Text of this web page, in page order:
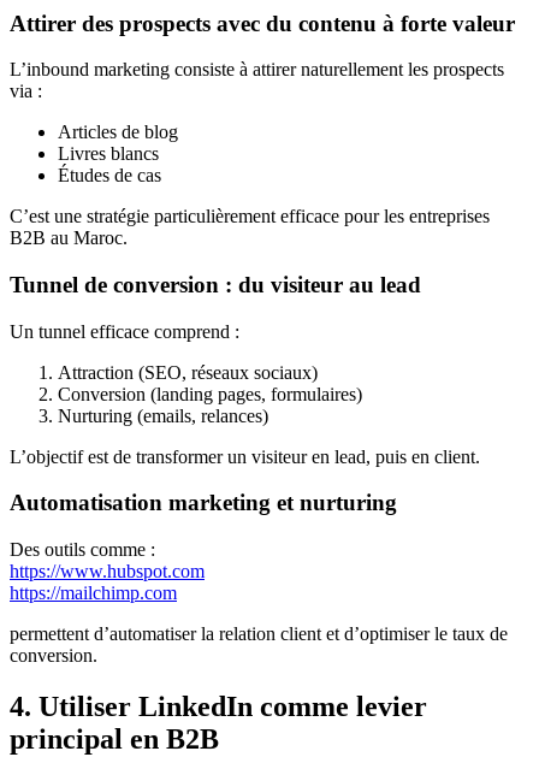
Attirer des prospects avec du contenu à forte valeur
L’inbound marketing consiste à attirer naturellement les prospects
via :
Articles de blog
Livres blancs
Études de cas
C’est une stratégie particulièrement efficace pour les entreprises
B2B au Maroc.
Tunnel de conversion : du visiteur au lead
Un tunnel efficace comprend :
Attraction (SEO, réseaux sociaux)
Conversion (landing pages, formulaires)
Nurturing (emails, relances)
L’objectif est de transformer un visiteur en lead, puis en client.
Automatisation marketing et nurturing
Des outils comme :
https://www.hubspot.com
https://mailchimp.com
permettent d’automatiser la relation client et d’optimiser le taux de
conversion.
4. Utiliser LinkedIn comme levier
principal en B2B